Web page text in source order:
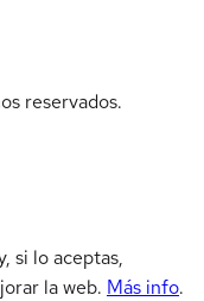
reservados.
si lo aceptas,
la web. Más info.